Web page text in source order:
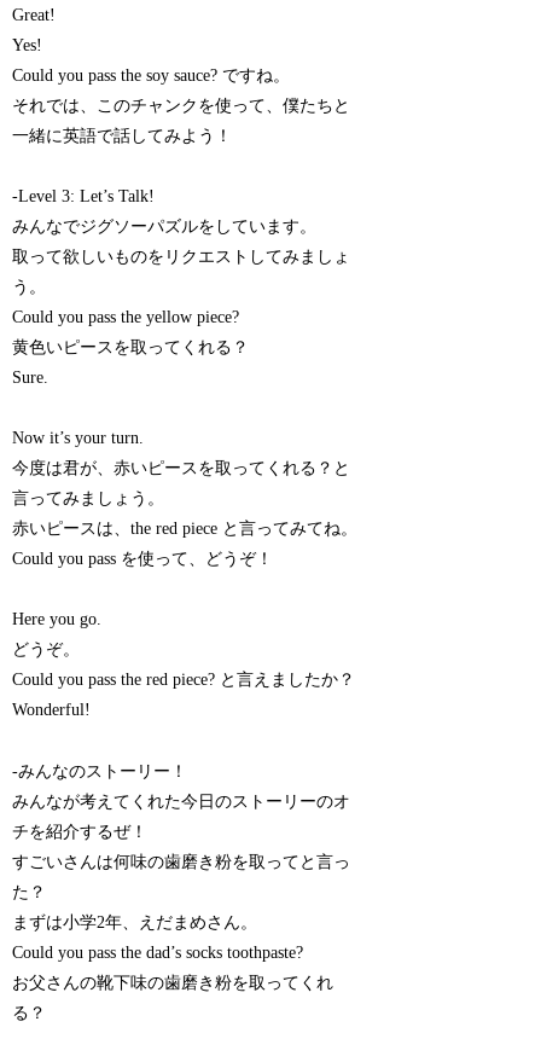
Great!
Yes!
Could you pass the soy sauce? ですね。
それでは、このチャンクを使って、僕たちと
一緒に英語で話してみよう！
-Level 3: Let’s Talk!
みんなでジグソーパズルをしています。
取って欲しいものをリクエストしてみましょ
う。
Could you pass the yellow piece?
黄色いピースを取ってくれる？
Sure.
Now it’s your turn.
今度は君が、赤いピースを取ってくれる？と
言ってみましょう。
赤いピースは、the red piece と言ってみてね。
Could you pass を使って、どうぞ！
Here you go.
どうぞ。
Could you pass the red piece? と言えましたか？
Wonderful!
-みんなのストーリー！
みんなが考えてくれた今日のストーリーのオ
チを紹介するぜ！
すごいさんは何味の歯磨き粉を取ってと言っ
た？
まずは小学2年、えだまめさん。
Could you pass the dad’s socks toothpaste?
お父さんの靴下味の歯磨き粉を取ってくれ
る？